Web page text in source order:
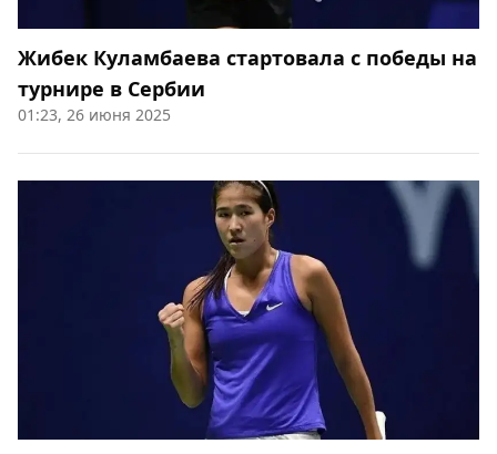
Жибек Куламбаева стартовала с победы на
турнире в Сербии
01:23, 26 июня 2025